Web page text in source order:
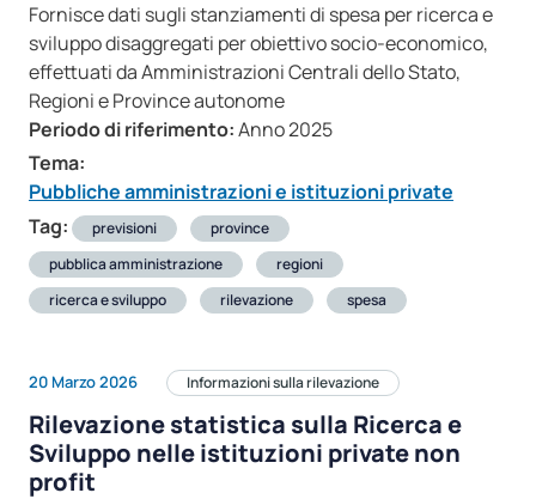
Fornisce dati sugli stanziamenti di spesa per ricerca e
sviluppo disaggregati per obiettivo socio-economico,
effettuati da Amministrazioni Centrali dello Stato,
Regioni e Province autonome
Periodo di riferimento:Anno 2025
Tema:
Pubbliche amministrazioni e istituzioni private
Tag:
previsioni
province
pubblica amministrazione
regioni
ricerca e sviluppo
rilevazione spesa
20 Marzo 2026 Informazioni sulla rilevazione
Rilevazione statistica sulla Ricerca e
Sviluppo nelle istituzioni private non
profit